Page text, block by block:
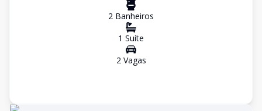
2 Banheiros
1 Suíte
2Vagas